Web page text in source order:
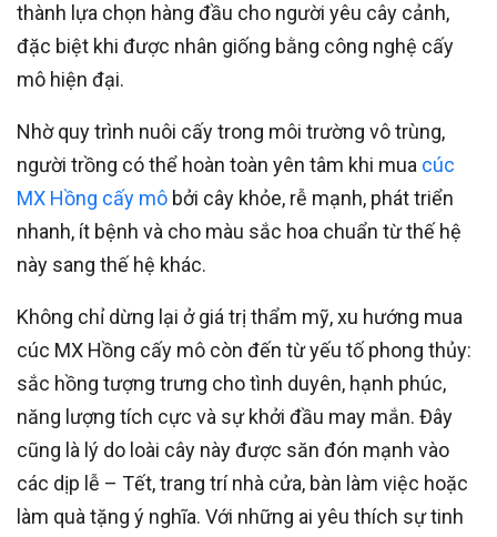
thành lựa chọn hàng đầu cho người yêu cây cảnh,
đặc biệt khi được nhân giống bằng công nghệ cấy
mô hiện đại.
Nhờ quy trình nuôi cấy trong môi trường vô trùng,
người trồng có thể hoàn toàn yên tâm khi mua cúc
MX Hồng cấy mô bởi cây khỏe, rễ mạnh, phát triển
nhanh, ít bệnh và cho màu sắc hoa chuẩn từ thế hệ
này sang thế hệ khác.
Không chỉ dừng lại ở giá trị thẩm mỹ, xu hướng mua
cúc MX Hồng cấy mô còn đến từ yếu tố phong thủy:
sắc hồng tượng trưng cho tình duyên, hạnh phúc,
năng lượng tích cực và sự khởi đầu may mắn. Đây
cũng là lý do loài cây này được săn đón mạnh vào
các dịp lễ – Tết, trang trí nhà cửa, bàn làm việc hoặc
làm quà tặng ý nghĩa. Với những ai yêu thích sự tinh